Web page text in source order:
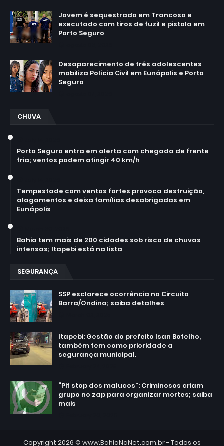
Jovem é sequestrado em Trancoso e
executado com tiros de fuzil e pistola em
Porto Seguro
Desaparecimento de três adolescentes
mobiliza Polícia Civil em Eunápolis e Porto
Seguro
CHUVA
Porto Seguro entra em alerta com chegada de frente
fria; ventos podem atingir 40 km/h
Tempestade com ventos fortes provoca destruição,
alagamentos e deixa famílias desabrigadas em
Eunápolis
Bahia tem mais de 200 cidades sob risco de chuvas
intensas; Itapebi está na lista
SEGURANÇA
SSP esclarece ocorrência no Circuito
Barra/Ondina; saiba detalhes
Itapebi: Gestão do prefeito Isan Botelho,
também tem como prioridade a
segurança municipal.
“Pit stop dos malucos”: Criminosos criam
grupo no zap para organizar mortes; saiba
mais
Copyright 2026 © www.BahiaNaNet.com.br- Todos os